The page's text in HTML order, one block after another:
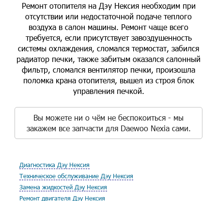
Ремонт отопителя на Дэу Нексия необходим при
отсутствии или недостаточной подаче теплого
воздуха в салон машины. Ремонт чаще всего
требуется, если присутствует завоздушенность
системы охлаждения, сломался термостат, забился
радиатор печки, также забитым оказался салонный
фильтр, сломался вентилятор печки, произошла
поломка крана отопителя, вышел из строя блок
управления печкой.
Вы можете ни о чём не беспокоиться - мы
закажем все запчасти для Daewoo Nexia сами.
Диагностика Дэу Нексия
Техническое обслуживание Дэу Нексия
Замена жидкостей Дэу Нексия
Ремонт двигателя Дэу Нексия